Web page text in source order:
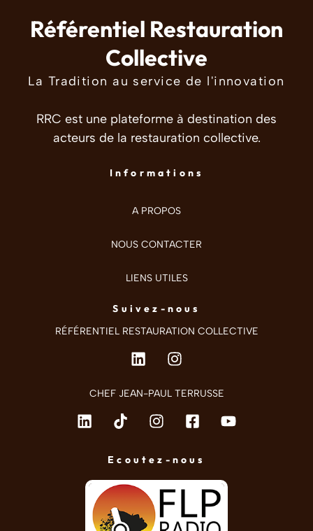
Référentiel Restauration
Collective
La Tradition au service de l'innovation
RRC est une plateforme à destination des
acteurs de la restauration collective.
Informations
A PROPOS
NOUS CONTACTER
LIENS UTILES
Suivez-nous
RÉFÉRENTIEL RESTAURATION COLLECTIVE
CHEF JEAN-PAUL TERRUSSE
Ecoutez-nous